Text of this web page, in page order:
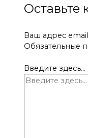
Оставьте
Ваш адрес
Обязательные
Введите здесь...